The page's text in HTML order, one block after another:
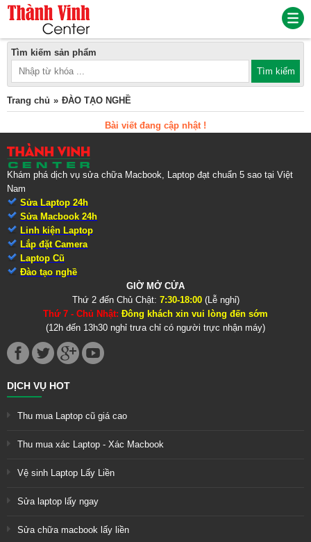
Tìm kiếm sản phẩm
Trang chủ ĐÀO TẠO NGHỀ
Bài viết đang cập nhật !
Khám phá dịch vụ sửa chữa Macbook, Laptop đạt chuẩn 5 sao tại Việt
Nam
Sửa Laptop 24h
Sửa Macbook 24h
Linh kiện Laptop
Lắp đặt Camera
Laptop Cũ
Đào tạo nghề
GIỜ MỞ CỬA
Thứ 2 đến Chủ Chật: 7:30-18:00(Lễ nghỉ)
Thứ 7 - Chủ Nhật: Đông khách xin vui lòng đến sớm
(12h đến 13h30 nghỉ trưa chỉ có người trực nhận máy)
DỊCH VỤ HOT
Thu mua Laptop cũ giá cao
Thu mua xác Laptop - Xác Macbook
Vệ sinh Laptop Lấy Liền
Sửa laptop lấy ngay
Sửa chữa macbook lấy liền